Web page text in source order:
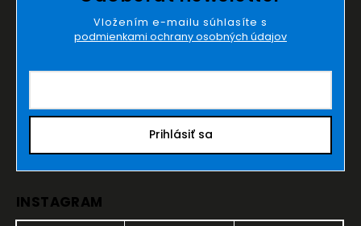
Vložením e-mailu súhlasíte s
podmienkami ochrany osobných údajov
Prihlásiť sa
INSTAGRAM